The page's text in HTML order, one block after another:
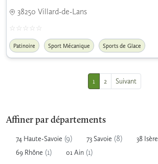
Affiner par départements
74 Haute-Savoie (9) 73 Savoie (8) 38 Isère
69 Rhône (1) 01 Ain (1)
38250 Villard-de-Lans
Patinoire Sport Mécanique Sports de Glace
1 2 Suivant